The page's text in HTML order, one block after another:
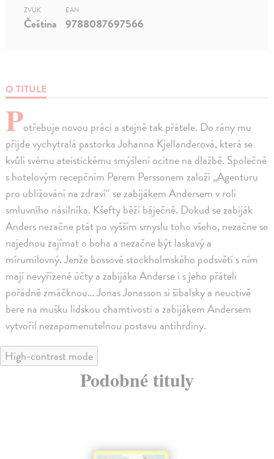
O TITULE
Potřebuje novou práci a stejně tak přátele. Do rány mu
přijde vychytralá pastorka Johanna Kjellanderová, která se
kvůli svému ateistickému smýšlení ocitne na dlažbě. Společně
s hotelovým recepčním Perem Perssonem založí „Agenturu
pro ubližování na zdraví“ se zabijákem Andersem v roli
smluvního násilníka. Kšefty běží báječně. Dokud se zabiják
Anders nezačne ptát po vyšším smyslu toho všeho, nezačne se
najednou zajímat o boha a nezačne být laskavý a
mírumilovný. Jenže bossové stockholmského podsvětí s ním
mají nevyřízené účty a zabijáka Anderse i s jeho přáteli
pořádně zmáčknou… Jonas Jonasson si šibalsky a neuctivě
bere na mušku lidskou chamtivosti a zabijákem Andersem
vytvořil nezapomenutelnou postavu antihrdiny.
ZVUK
Čeština
EAN
9788087697566
High-contrast mode
Podobné tituly